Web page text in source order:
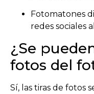
Fotomatones
redes sociales
¿Se
fotos del
Sí, las tiras de fotos